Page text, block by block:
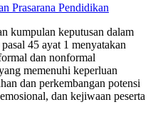
Prasarana Pendidikan
kumpulan keputusan dalam
45 ayat 1 menyatakan
dan nonformal
memenuhi keperluan
dan perkembangan potensi
dan kejiwaan peserta